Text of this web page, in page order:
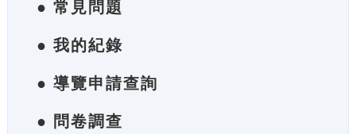
● 常見問題
● 我的紀錄
● 導覽申請查詢
● 問卷調查